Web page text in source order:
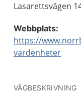
Lasarettsvägen
Webbplats:
https://
vardenheter
VÄGBESKRIVNING